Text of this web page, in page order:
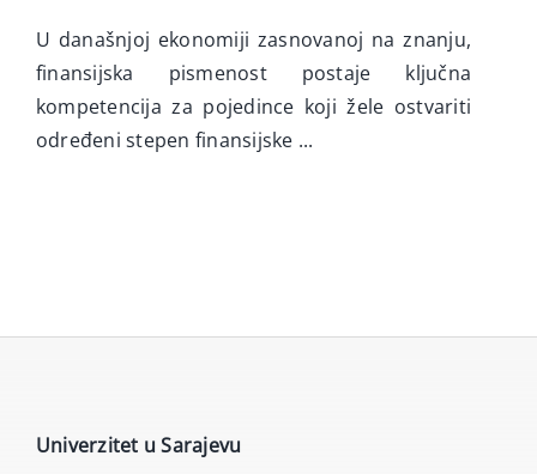
U današnjoj ekonomiji zasnovanoj na znanju,
finansijska pismenost postaje ključna
kompetencija za pojedince koji žele ostvariti
određeni stepen finansijske ...
Univerzitet u Sarajevu